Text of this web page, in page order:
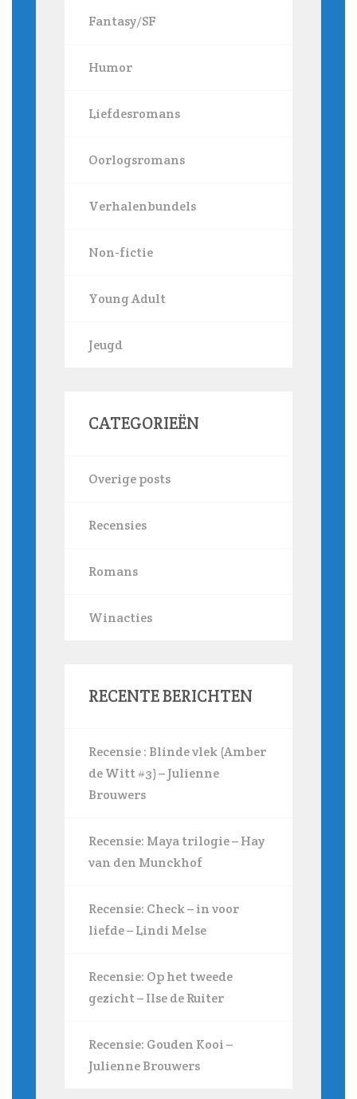
Fantasy/SF
Humor
Liefdesromans
Oorlogsromans
Verhalenbundels
Non-fictie
Young Adult
Jeugd
CATEGORIEËN
Overige posts
Recensies
Romans
Winacties
RECENTE BERICHTEN
Recensie : Blinde vlek (Amber
de Witt #3) – Julienne
Brouwers
Recensie: Maya trilogie – Hay
van den Munckhof
Recensie: Check – in voor
liefde – Lindi Melse
Recensie: Op het tweede
gezicht – Ilse de Ruiter
Recensie: Gouden Kooi –
Julienne Brouwers